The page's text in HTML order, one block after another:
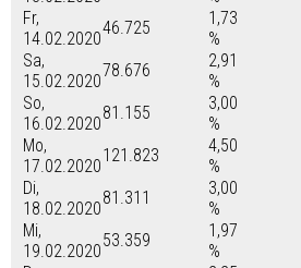
Fr,
14.02.2020
46.725
1,73
%
Sa,
15.02.2020
78.676
2,91
%
So,
16.02.2020
81.155
3,00
%
Mo,
17.02.2020
121.823
4,50
%
Di,
18.02.2020
81.311
3,00
%
Mi,
19.02.2020
53.359
1,97
%